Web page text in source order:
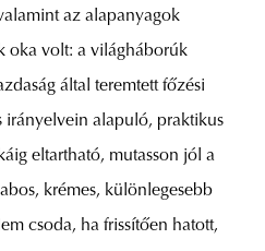
az alapanyagok
oka volt: a világháborúk
által teremtett főzési
irányelvein alapuló, praktikus
eltartható, mutasson jól a
krémes, különlegesebb
csoda, ha frissítően hatott,